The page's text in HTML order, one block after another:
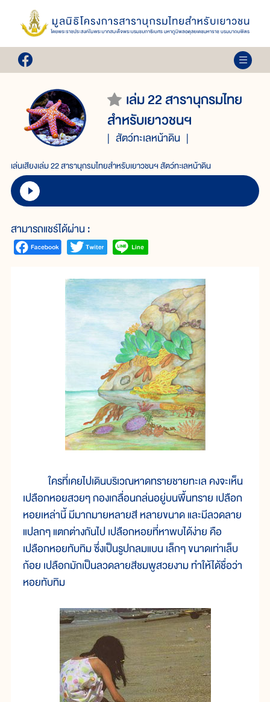
เล่ม 22 สารานุกรมไทย
สำหรับเยาวชนฯ
สัตว์ทะเลหน้าดิน
เล่นเสียงเล่ม 22 สารานุกรมไทยสำหรับเยาวชนฯ สัตว์ทะเลหน้าดิน
สามารถแชร์ได้ผ่าน :
ใครที่เคยไปเดินบริเวณหาดทรายชายทะเล คงจะเห็น
เปลือกหอยสวยๆ กองเกลื่อนกล่นอยู่บนพื้นทราย เปลือก
หอยเหล่านี้ มีมากมายหลายสี หลายขนาด และมีลวดลาย
แปลกๆ แตกต่างกันไป เปลือกหอยที่หาพบได้ง่าย คือ
เปลือกหอยทับทิม ซึ่งเป็นรูปกลมแบน เล็กๆ ขนาดเท่าเล็บ
ก้อย เปลือกมักเป็นลวดลายสีชมพูสวยงาม ทำให้ได้ชื่อว่า
หอยทับทิม